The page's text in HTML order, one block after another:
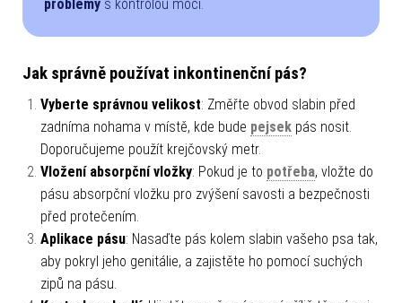
problémy s kontrolou moči.
Jak správně používat inkontinenční pás?
Vyberte správnou velikost: Změřte obvod slabin před
zadníma nohama v místě, kde bude pejsek pás nosit.
Doporučujeme použít krejčovský metr.
Vložení absorpční vložky: Pokud je to potřeba, vložte do
pásu absorpční vložku pro zvýšení savosti a bezpečnosti
před protečením.
Aplikace pásu: Nasaďte pás kolem slabin vašeho psa tak,
aby pokryl jeho genitálie, a zajistěte ho pomocí suchých
zipů na pásu.